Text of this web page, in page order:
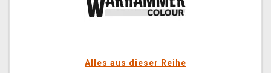
Alles aus dieser Reihe